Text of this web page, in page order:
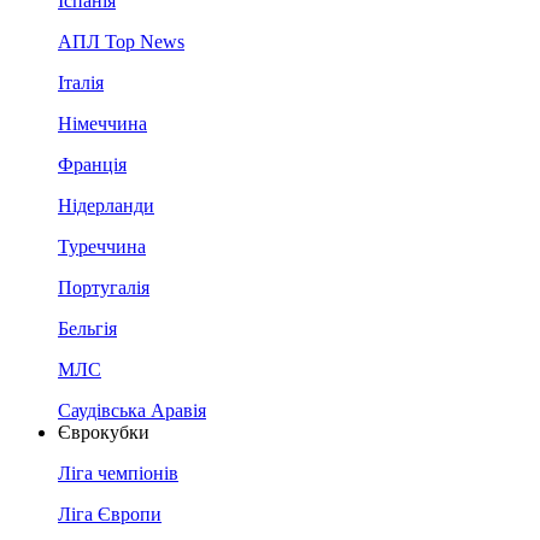
АПЛ Top News
Італія
Німеччина
Франція
Нідерланди
Туреччина
Португалія
Бельгія
МЛС
Саудівська Аравія
Єврокубки
Ліга чемпіонів
Ліга Європи